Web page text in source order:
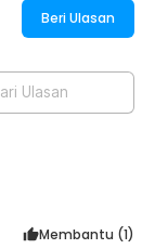
Beri Ulasan
Ulasan
Membantu (1)